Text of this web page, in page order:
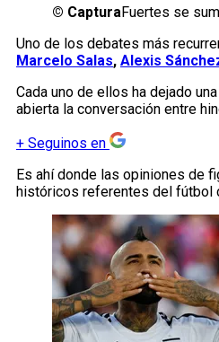
© CapturaFuertes se
Uno de los debates más
Marcelo Salas, Alexis
Cada uno de ellos ha dejado
abierta la conversación entre
+ Seguinos en
Es ahí donde las opiniones de
históricos referentes del fútbol